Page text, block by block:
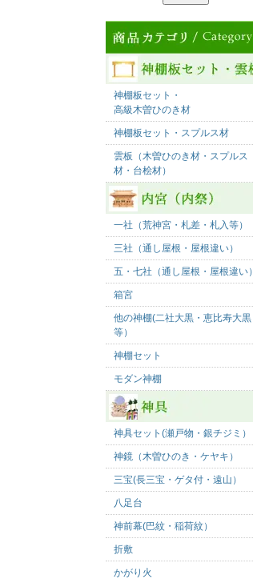
神棚板セット・
高級木曽ひのき材
神棚板セット・スプルス材
雲板（木曽ひのき材・スプルス
材・台桧材）
一社（荒神宮・札差・札入等）
三社（通し屋根・屋根違い）
五・七社（通し屋根・屋根違い）
箱宮
他の神棚(二社大黒・恵比寿大黒
等）
神棚セット
モダン神棚
神具セット(瀬戸物・銀チジミ）
神鏡（木曽ひのき・ケヤキ）
三宝(長三宝・ゲタ付・遠山）
八足台
神前幕(巴紋・稲荷紋）
折敷
かがり火